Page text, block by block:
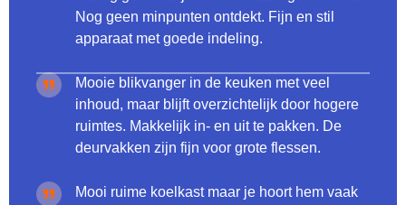
Nog geen minpunten ontdekt. Fijn en stil
apparaat met goede indeling.
Mooie blikvanger in de keuken met veel
inhoud, maar blijft overzichtelijk door hogere
ruimtes. Makkelijk in- en uit te pakken. De
deurvakken zijn fijn voor grote flessen.
Mooi ruime koelkast maar je hoort hem vaak